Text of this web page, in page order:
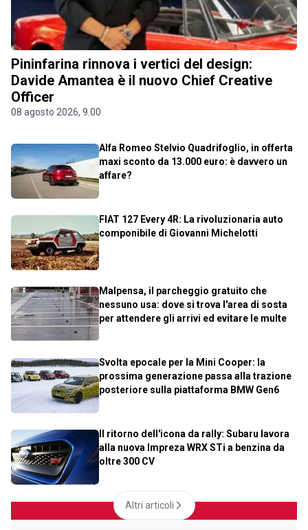
Pininfarina rinnova i vertici del design:
Davide Amantea è il nuovo Chief Creative
Officer
08 agosto 2026, 9.00
Alfa Romeo Stelvio Quadrifoglio, in offerta
maxi sconto da 13.000 euro: è davvero un
affare?
FIAT 127 Every 4R: La rivoluzionaria auto
componibile di Giovanni Michelotti
Malpensa, il parcheggio gratuito che
nessuno usa: dove si trova l'area di sosta
per attendere gli arrivi ed evitare le multe
Svolta epocale per la Mini Cooper: la
prossima generazione passa alla trazione
posteriore sulla piattaforma BMW Gen6
Il ritorno dell'icona da rally: Subaru lavora
alla nuova Impreza WRX STi a benzina da
oltre 300 CV
Altri articoli